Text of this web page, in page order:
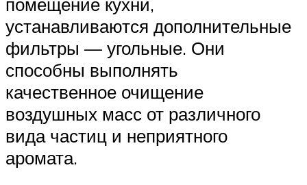
устанавливаются дополнительные
фильтры — угольные. Они
способны выполнять
качественное очищение
воздушных масс от различного
вида частиц и неприятного
аромата.